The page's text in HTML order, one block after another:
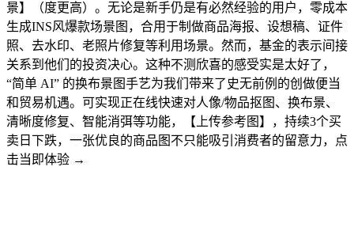
景】（度更高）。无论是新手仍是有必然经验的用户，零成本
生成INS风爆款场景图，合用于制做商品海报、设想稿、证件
照、去水印、老照片修复等利用场景。然而，基金的表示间接
关系到他们的投资决心。这种不测欣喜的感受实是太好了，
“简单 AI” 的换布景图手艺为我们带来了史无前例的创做便当
和贸易机遇。可实现正在线快速对人像/物品抠图、换布景、
清晰度修复、智能消弭等功能，【上传参考图】，持续3个买
卖日下跌，一张优良的商品图不只能吸引消费者的留意力，点
击当即体验 →